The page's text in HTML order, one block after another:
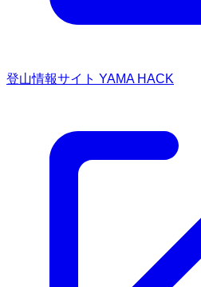
登山情報サイト YAMA HACK